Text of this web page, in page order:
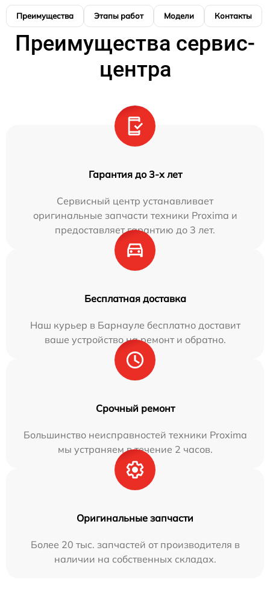
Преимущества Этапы работ Модели Контакты
Преимущества сервис-
центра
Гарантия до 3-х лет
Сервисный центр устанавливает
оригинальные запчасти техники Proxima и
предоставляет гарантию до 3 лет.
Бесплатная доставка
Наш курьер в Барнауле бесплатно доставит
ваше устройство на ремонт и обратно.
Срочный ремонт
Большинство неисправностей техники Proxima
мы устраняем в течение 2 часов.
Оригинальные запчасти
Более 20 тыс. запчастей от производителя в
наличии на собственных складах.